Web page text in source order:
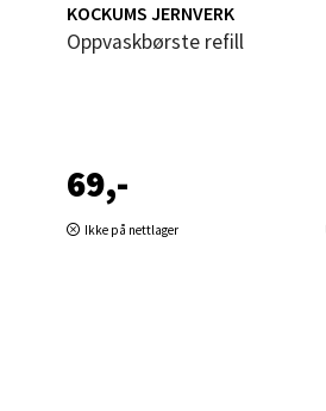
KOCKUMS JERNVERK
Oppvaskbørste refill
69,-
Ikke på nettlager